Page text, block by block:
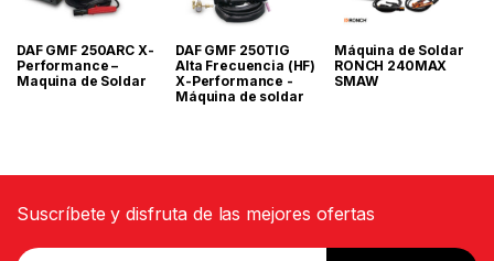
DAF GMF 250ARC X-
Performance –
Maquina de Soldar
DAF GMF 250TIG
Alta Frecuencia (HF)
X-Performance -
Máquina de soldar
Máquina de Soldar
RONCH 240MAX
SMAW
Suscríbete y disfruta de las mejores ofertas